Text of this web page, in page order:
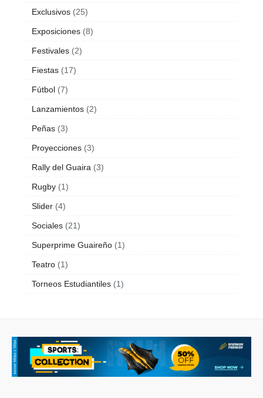
Exclusivos (25)
Exposiciones (8)
Festivales (2)
Fiestas (17)
Fútbol (7)
Lanzamientos (2)
Peñas (3)
Proyecciones (3)
Rally del Guaira (3)
Rugby (1)
Slider (4)
Sociales (21)
Superprime Guaireño (1)
Teatro (1)
Torneos Estudiantiles (1)